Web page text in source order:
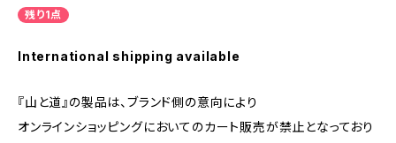
残り1点
International shipping available
『山と道』の製品は、ブランド側の意向により
オンラインショッピングにおいてのカート販売が禁止となっており